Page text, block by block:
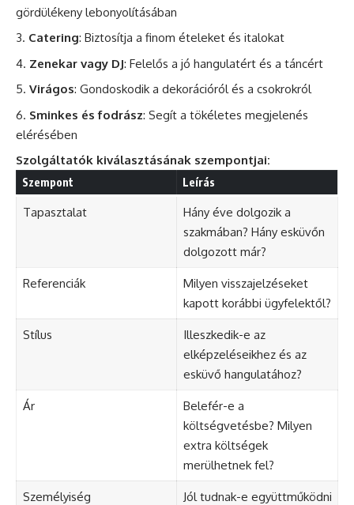
gördülékeny lebonyolításában
Catering: Biztosítja a finom ételeket és italokat
Zenekar vagy DJ: Felelős a jó hangulatért és a táncért
Virágos: Gondoskodik a dekorációról és a csokrokról
Sminkes és fodrász: Segít a tökéletes megjelenés
elérésében
Szolgáltatók kiválasztásának szempontjai:
Szempont Leírás
Tapasztalat
Hány éve dolgozik a
szakmában? Hány esküvőn
dolgozott már?
Referenciák
Milyen visszajelzéseket
kapott korábbi ügyfelektől?
Stílus
Illeszkedik-e az
elképzeléseikhez és az
esküvő hangulatához?
Ár
Belefér-e a
költségvetésbe? Milyen
extra költségek
merülhetnek fel?
Személyiség
Jól tudnak-e együttműködni